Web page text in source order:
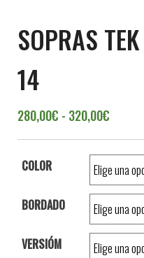
SOPRAS
14
280,00€ - 320,00€
COLOR
BORDADO
VERSIÓM